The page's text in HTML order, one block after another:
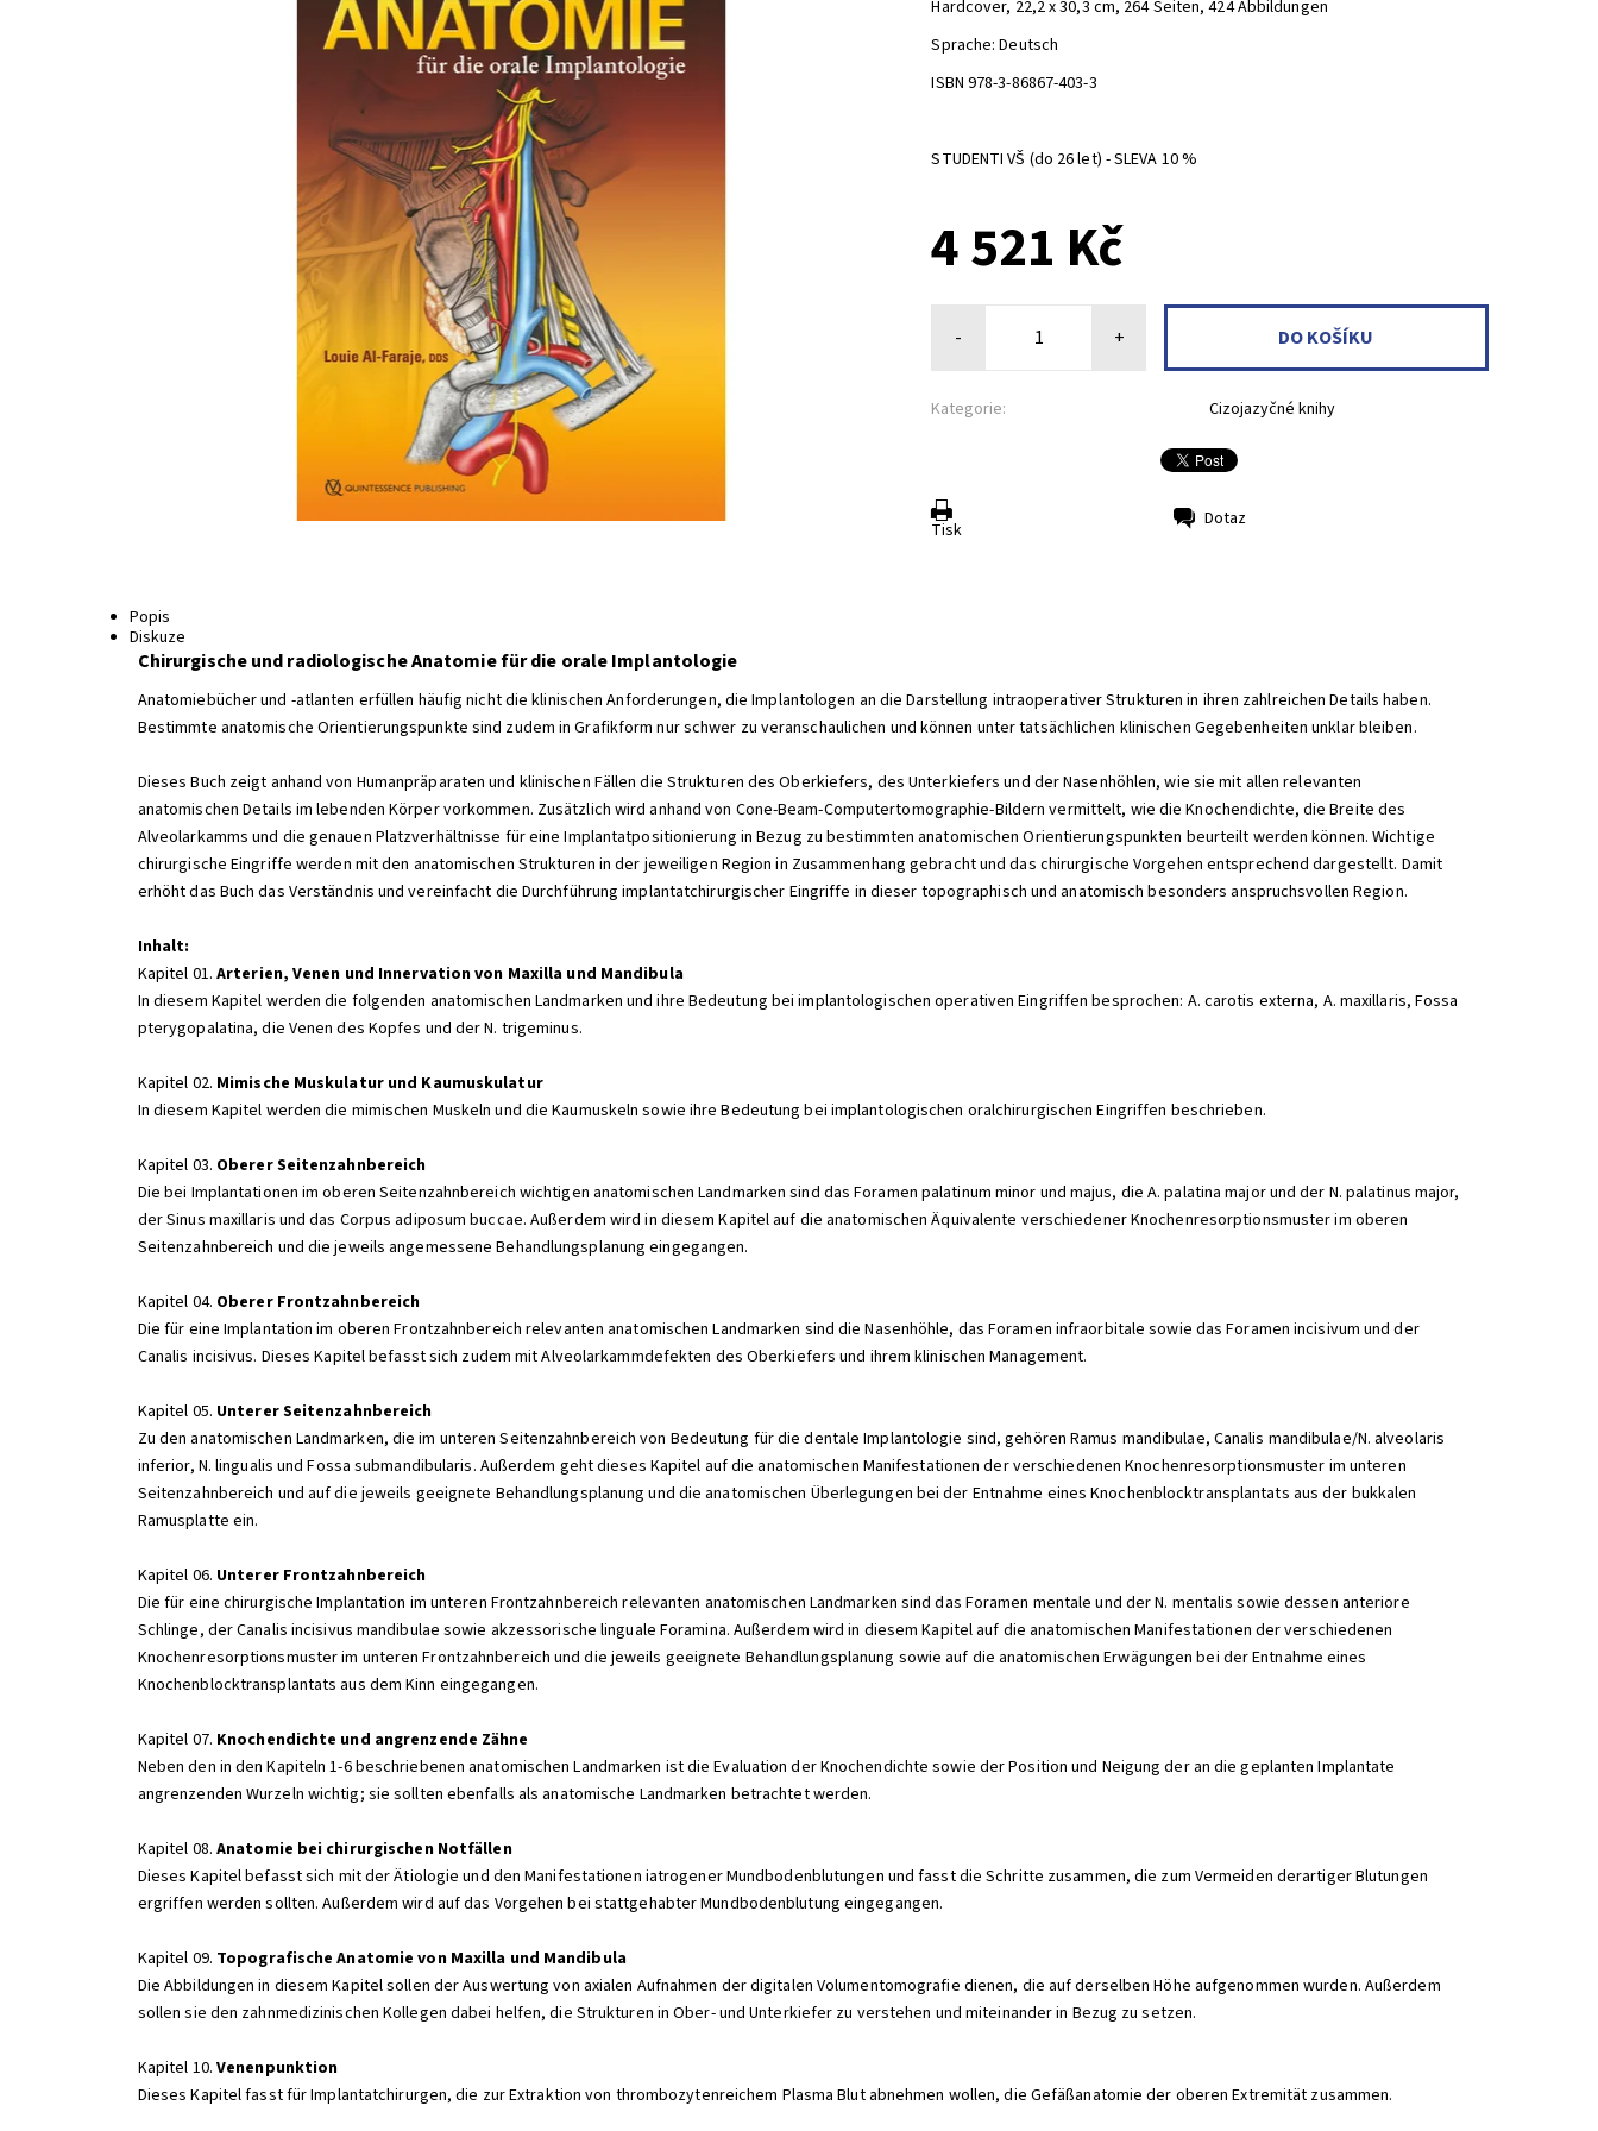
Hardcover, 22,2 x 30,3 cm, 264 Seiten, 424 Abbildungen
Sprache: Deutsch
ISBN 978-3-86867-403-3
STUDENTI VŠ (do 26 let) - SLEVA 10 %
4 521 Kč
- +
Kategorie: Cizojazyčné knihy
Tisk Dotaz
Popis
Diskuze
Chirurgische und radiologische Anatomie für die orale Implantologie
Anatomiebücher und -atlanten erfüllen häufig nicht die klinischen Anforderungen, die Implantologen an die Darstellung intraoperativer Strukturen in ihren zahlreichen Details haben.
Bestimmte anatomische Orientierungspunkte sind zudem in Grafikform nur schwer zu veranschaulichen und können unter tatsächlichen klinischen Gegebenheiten unklar bleiben.
Dieses Buch zeigt anhand von Humanpräparaten und klinischen Fällen die Strukturen des Oberkiefers, des Unterkiefers und der Nasenhöhlen, wie sie mit allen relevanten
anatomischen Details im lebenden Körper vorkommen. Zusätzlich wird anhand von Cone-Beam-Computertomographie-Bildern vermittelt, wie die Knochendichte, die Breite des
Alveolarkamms und die genauen Platzverhältnisse für eine Implantatpositionierung in Bezug zu bestimmten anatomischen Orientierungspunkten beurteilt werden können. Wichtige
chirurgische Eingriffe werden mit den anatomischen Strukturen in der jeweiligen Region in Zusammenhang gebracht und das chirurgische Vorgehen entsprechend dargestellt. Damit
erhöht das Buch das Verständnis und vereinfacht die Durchführung implantatchirurgischer Eingriffe in dieser topographisch und anatomisch besonders anspruchsvollen Region.
Inhalt:
Kapitel 01. Arterien, Venen und Innervation von Maxilla und Mandibula
In diesem Kapitel werden die folgenden anatomischen Landmarken und ihre Bedeutung bei implantologischen operativen Eingriffen besprochen: A. carotis externa, A. maxillaris, Fossa
pterygopalatina, die Venen des Kopfes und der N. trigeminus.
Kapitel 02. Mimische Muskulatur und Kaumuskulatur
In diesem Kapitel werden die mimischen Muskeln und die Kaumuskeln sowie ihre Bedeutung bei implantologischen oralchirurgischen Eingriffen beschrieben.
Kapitel 03. Oberer Seitenzahnbereich
Die bei Implantationen im oberen Seitenzahnbereich wichtigen anatomischen Landmarken sind das Foramen palatinum minor und majus, die A. palatina major und der N. palatinus major,
der Sinus maxillaris und das Corpus adiposum buccae. Außerdem wird in diesem Kapitel auf die anatomischen Äquivalente verschiedener Knochenresorptionsmuster im oberen
Seitenzahnbereich und die jeweils angemessene Behandlungsplanung eingegangen.
Kapitel 04. Oberer Frontzahnbereich
Die für eine Implantation im oberen Frontzahnbereich relevanten anatomischen Landmarken sind die Nasenhöhle, das Foramen infraorbitale sowie das Foramen incisivum und der
Canalis incisivus. Dieses Kapitel befasst sich zudem mit Alveolarkammdefekten des Oberkiefers und ihrem klinischen Management.
Kapitel 05. Unterer Seitenzahnbereich
Zu den anatomischen Landmarken, die im unteren Seitenzahnbereich von Bedeutung für die dentale Implantologie sind, gehören Ramus mandibulae, Canalis mandibulae/N. alveolaris
inferior, N. lingualis und Fossa submandibularis. Außerdem geht dieses Kapitel auf die anatomischen Manifestationen der verschiedenen Knochenresorptionsmuster im unteren
Seitenzahnbereich und auf die jeweils geeignete Behandlungsplanung und die anatomischen Überlegungen bei der Entnahme eines Knochenblocktransplantats aus der bukkalen
Ramusplatte ein.
Kapitel 06. Unterer Frontzahnbereich
Die für eine chirurgische Implantation im unteren Frontzahnbereich relevanten anatomischen Landmarken sind das Foramen mentale und der N. mentalis sowie dessen anteriore
Schlinge, der Canalis incisivus mandibulae sowie akzessorische linguale Foramina. Außerdem wird in diesem Kapitel auf die anatomischen Manifestationen der verschiedenen
Knochenresorptionsmuster im unteren Frontzahnbereich und die jeweils geeignete Behandlungsplanung sowie auf die anatomischen Erwägungen bei der Entnahme eines
Knochenblocktransplantats aus dem Kinn eingegangen.
Kapitel 07. Knochendichte und angrenzende Zähne
Neben den in den Kapiteln 1-6 beschriebenen anatomischen Landmarken ist die Evaluation der Knochendichte sowie der Position und Neigung der an die geplanten Implantate
angrenzenden Wurzeln wichtig; sie sollten ebenfalls als anatomische Landmarken betrachtet werden.
Kapitel 08. Anatomie bei chirurgischen Notfällen
Dieses Kapitel befasst sich mit der Ätiologie und den Manifestationen iatrogener Mundbodenblutungen und fasst die Schritte zusammen, die zum Vermeiden derartiger Blutungen
ergriffen werden sollten. Außerdem wird auf das Vorgehen bei stattgehabter Mundbodenblutung eingegangen.
Kapitel 09. Topografische Anatomie von Maxilla und Mandibula
Die Abbildungen in diesem Kapitel sollen der Auswertung von axialen Aufnahmen der digitalen Volumentomografie dienen, die auf derselben Höhe aufgenommen wurden. Außerdem
sollen sie den zahnmedizinischen Kollegen dabei helfen, die Strukturen in Ober- und Unterkiefer zu verstehen und miteinander in Bezug zu setzen.
Kapitel 10. Venenpunktion
Dieses Kapitel fasst für Implantatchirurgen, die zur Extraktion von thrombozytenreichem Plasma Blut abnehmen wollen, die Gefäßanatomie der oberen Extremität zusammen.